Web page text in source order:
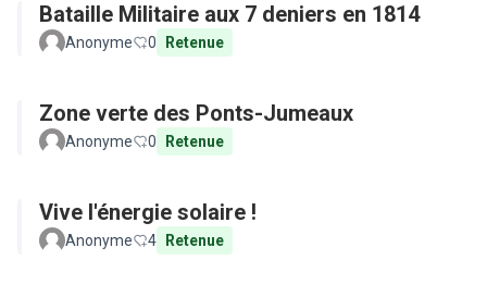
Bataille Militaire aux 7 deniers en 1814
Anonyme 0 Retenue
Zone verte des Ponts-Jumeaux
Anonyme 0 Retenue
Vive l'énergie solaire !
Anonyme 4 Retenue